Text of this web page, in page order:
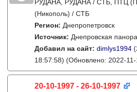
РУДАНА, РУДАНА / СТБ, ПТЦ
(Никополь) / СТБ
Регион: Днепропетровск
Источник: Днепровская
Добавил на сайт: dimlys1994
18:57:58) (Обновлено: 2022-
20-10-1997 - 26-10-1997